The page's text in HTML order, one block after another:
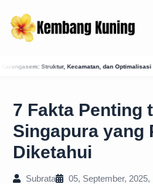
dan Optimalisasi Logistik Bali Timur
7 Fakta Penting
Singapura yang
Diketahui
Subrata 05, September, 2025,